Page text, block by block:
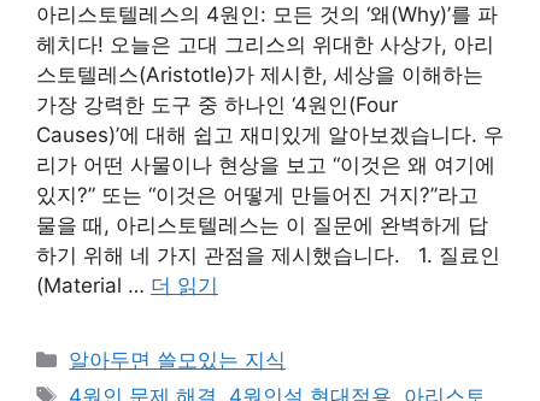
아리스토텔레스의 4원인: 모든 것의 ‘왜(Why)’를 파
헤치다! 오늘은 고대 그리스의 위대한 사상가, 아리
스토텔레스(Aristotle)가 제시한, 세상을 이해하는
가장 강력한 도구 중 하나인 ‘4원인(Four
Causes)’에 대해 쉽고 재미있게 알아보겠습니다. 우
리가 어떤 사물이나 현상을 보고 “이것은 왜 여기에
있지?” 또는 “이것은 어떻게 만들어진 거지?”라고
물을 때, 아리스토텔레스는 이 질문에 완벽하게 답
하기 위해 네 가지 관점을 제시했습니다. 1. 질료인
(Material … 더 읽기
카
테
알아두면 쓸모있는 지식
태
4원인 문제 해결 4원인설 현대적용 아리스토